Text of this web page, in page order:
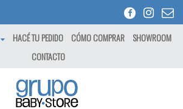
HACÉ TU PEDIDO CÓMO COMPRAR
SHOWROOM
CONTACTO